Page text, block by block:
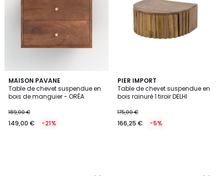
MAISON PAVANE
Table de chevet suspendue en
bois de manguier - ORÉA
189,00 €
149,00 € -21%
PIER IMPORT
Table de chevet suspendue en
bois rainuré 1 tiroir DELHI
175,00 €
166,25 € -5%